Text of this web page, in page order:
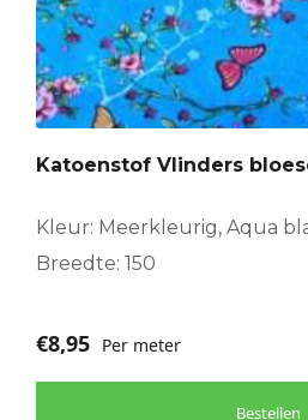
Katoenstof Vlinders
Kleur: Meerkleurig, Aqua
Breedte: 150
€8,95 Per meter
Bestellen